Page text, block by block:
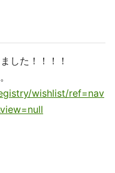
した！！！！
wishlist/ref=nav